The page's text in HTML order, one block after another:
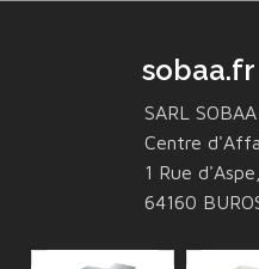
sobaa.fr
SARL SOBAA
Centre
1 Rue
64160